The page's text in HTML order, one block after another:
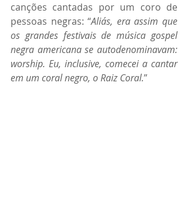
canções cantadas por um coro de
pessoas negras: “Aliás, era assim que
os grandes festivais de música gospel
negra americana se autodenominavam:
worship. Eu, inclusive, comecei a cantar
em um coral negro, o Raiz Coral.”